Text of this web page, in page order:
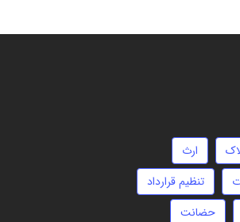
ارث
تنظیم قرارداد
حضانت